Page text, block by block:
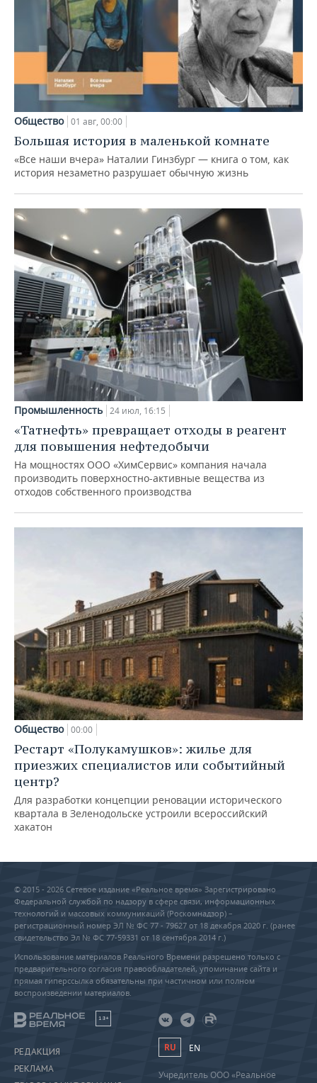
Общество 01 авг, 00:00
Большая история в маленькой комнате
«Все наши вчера» Наталии Гинзбург — книга о том, как
история незаметно разрушает обычную жизнь
Промышленность 24 июл, 16:15
«Татнефть» превращает отходы в реагент
для повышения нефтедобычи
На мощностях ООО «ХимСервис» компания начала
производить поверхностно-активные вещества из
отходов собственного производства
Общество 00:00
Рестарт «Полукамушков»: жилье для
приезжих специалистов или событийный
центр?
Для разработки концепции реновации исторического
квартала в Зеленодольске устроили всероссийский
хакатон
© 2015 - 2026 Сетевое издание «Реальное время» Зарегистрировано
Федеральной службой по надзору в сфере связи, информационных
технологий и массовых коммуникаций (Роскомнадзор) –
регистрационный номер ЭЛ № ФС 77 - 79627 от 18 декабря 2020 г. (ранее
свидетельство Эл № ФС 77-59331 от 18 сентября 2014 г.)
Использование материалов Реального Времени разрешено только с
предварительного согласия правообладателей, упоминание сайта и
прямая гиперссылка обязательны при частичном или полном
воспроизведении материалов.
18+
РЕДАКЦИЯ
РЕКЛАМА
RU EN
Учредитель ООО «Реальное